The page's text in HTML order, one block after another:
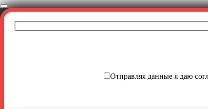
Отправляя данные я даю